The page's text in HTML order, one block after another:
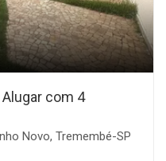
com 4
Novo, Tremembé-SP